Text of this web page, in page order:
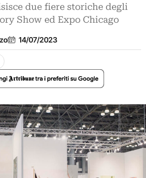
due fiere storiche degli
Show ed Expo Chicago
14/07/2023